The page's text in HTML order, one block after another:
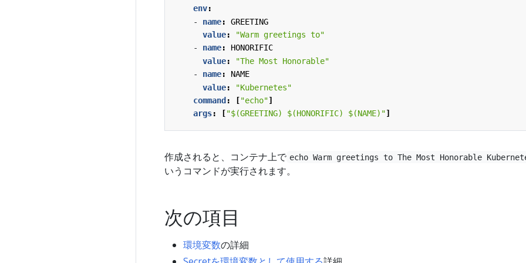
env:
- name:
GREETING
value:
"Warm greetings to"
- name:
HONORIFIC
value:
"The Most Honorable"
- name:
NAME
value:
"Kubernetes"
command : ["echo"]
args: ["$(GREETING) $(HONORIFIC) $(NAME)"]
作成されると、コンテナ上で echo Warm greetings to The Most Honorable
いうコマンドが実行されます。
次の項目
環境変数の詳細